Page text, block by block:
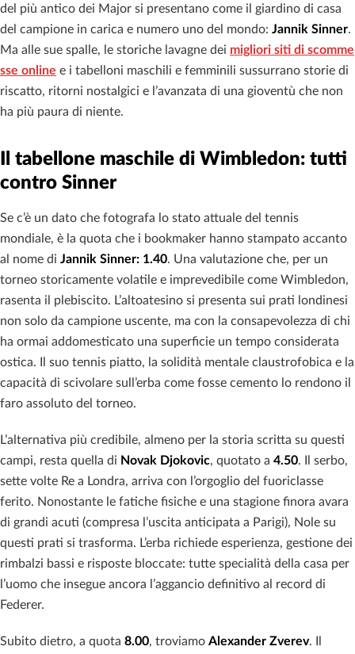
del più antico dei Major si presentano come il giardino di casa
del campione in carica e numero uno del mondo: Jannik Sinner.
Ma alle sue spalle, le storiche lavagne dei migliori siti di scomme
sse online e i tabelloni maschili e femminili sussurrano storie di
riscatto, ritorni nostalgici e l’avanzata di una gioventù che non
ha più paura di niente.
Il tabellone maschile di Wimbledon: tutti
contro Sinner
Se c’è un dato che fotografa lo stato attuale del tennis
mondiale, è la quota che i bookmaker hanno stampato accanto
al nome di Jannik Sinner: 1.40. Una valutazione che, per un
torneo storicamente volatile e imprevedibile come Wimbledon,
rasenta il plebiscito. L’altoatesino si presenta sui prati londinesi
non solo da campione uscente, ma con la consapevolezza di chi
ha ormai addomesticato una superficie un tempo considerata
ostica. Il suo tennis piatto, la solidità mentale claustrofobica e la
capacità di scivolare sull’erba come fosse cemento lo rendono il
faro assoluto del torneo.
L’alternativa più credibile, almeno per la storia scritta su questi
campi, resta quella di Novak Djokovic, quotato a 4.50. Il serbo,
sette volte Re a Londra, arriva con l’orgoglio del fuoriclasse
ferito. Nonostante le fatiche fisiche e una stagione finora avara
di grandi acuti (compresa l’uscita anticipata a Parigi), Nole su
questi prati si trasforma. L’erba richiede esperienza, gestione dei
rimbalzi bassi e risposte bloccate: tutte specialità della casa per
l’uomo che insegue ancora l’aggancio definitivo al record di
Federer.
Subito dietro, a quota 8.00, troviamo Alexander Zverev. Il